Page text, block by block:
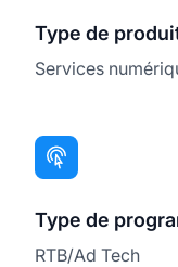
Type de
Services
Type de
RTB/Ad Tech